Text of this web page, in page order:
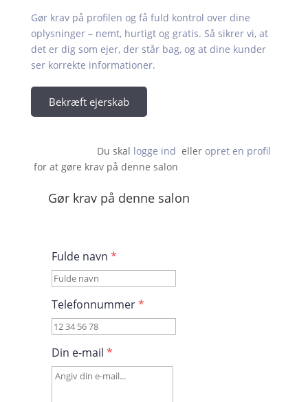
Gør krav på profilen og få fuld kontrol over dine
oplysninger – nemt, hurtigt og gratis. Så sikrer vi, at
det er dig som ejer, der står bag, og at dine kunder
ser korrekte informationer.
Bekræft ejerskab
Du skal logge ind eller opret en profil
for at gøre krav på denne salon
Gør krav på denne salon
Fulde navn *
Telefonnummer*
Din e-mail *